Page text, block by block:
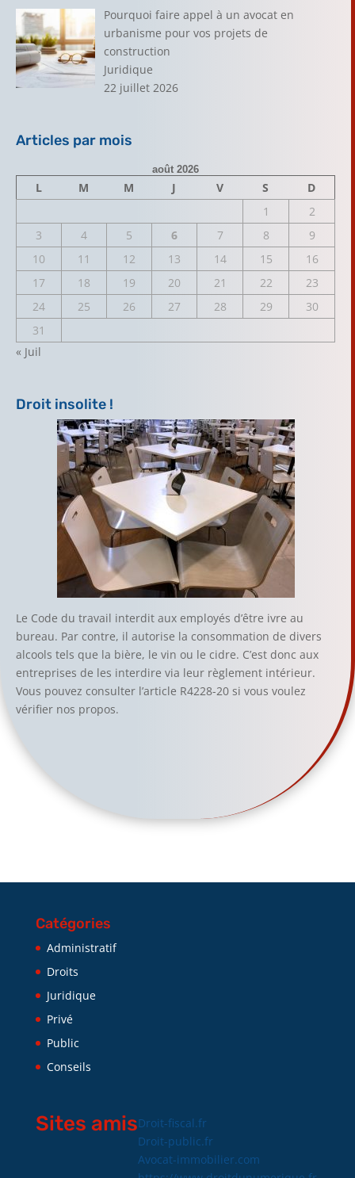
Pourquoi faire appel à un avocat en
urbanisme pour vos projets de
construction
Juridique
22 juillet 2026
Articles par mois
août 2026
L M M J V S
D
1
2
3
4 5 6 7 8
9
10
11 12 13 14 15
16
17
18 19 20 21 22
23
24
25 26 27 28 29
30
31
« Juil
Droit insolite !
Le Code du travail interdit aux employés d’être ivre au
bureau. Par contre, il autorise la consommation de divers
alcools tels que la bière, le vin ou le cidre. C’est donc aux
entreprises de les interdire via leur règlement intérieur.
Vous pouvez consulter l’article R4228-20 si vous voulez
vérifier nos propos.
Catégories
Administratif
Droits
Juridique
Privé
Public
Conseils
Sites amisDroit-fiscal.fr
Droit-public.fr
Avocat-immobilier.com